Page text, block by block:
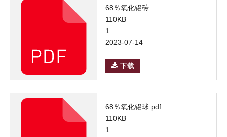
68％氧化铝砖
110KB
1
2023-07-14
下载
68％氧化铝球.pdf
110KB
1